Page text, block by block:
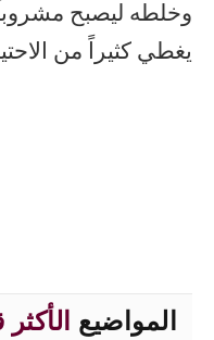
وخلطه ليصبح
يغطي كثيراً من
المواضيع